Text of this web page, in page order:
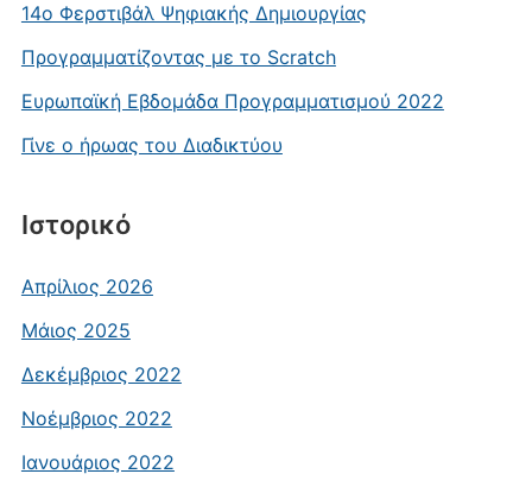
14o Φερστιβάλ Ψηφιακής Δημιουργίας
Προγραμματίζοντας με το Scratch
Ευρωπαϊκή Εβδομάδα Προγραμματισμού 2022
Γίνε ο ήρωας του Διαδικτύου
Ιστορικό
Απρίλιος 2026
Μάιος 2025
Δεκέμβριος 2022
Νοέμβριος 2022
Ιανουάριος 2022